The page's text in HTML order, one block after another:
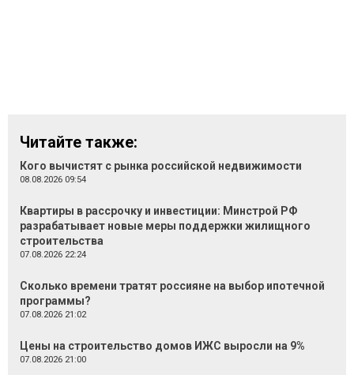
Читайте также:
Кого вычистят с рынка российской недвижимости
08.08.2026 09:54
Квартиры в рассрочку и инвестиции: Минстрой РФ
разрабатывает новые меры поддержки жилищного
строительства
07.08.2026 22:24
Сколько времени тратят россияне на выбор ипотечной
программы?
07.08.2026 21:02
Цены на строительство домов ИЖС выросли на 9%
07.08.2026 21:00